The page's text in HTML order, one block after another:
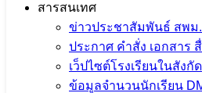
สารสนเทศ
ข่าวประชาสัมพันธ์ สพม.
ประกาศ คำสั่ง เอกสาร
เว็ปไซต์โรงเรียนในสังกัด
ข้อมูลจำนวนนักเรียน